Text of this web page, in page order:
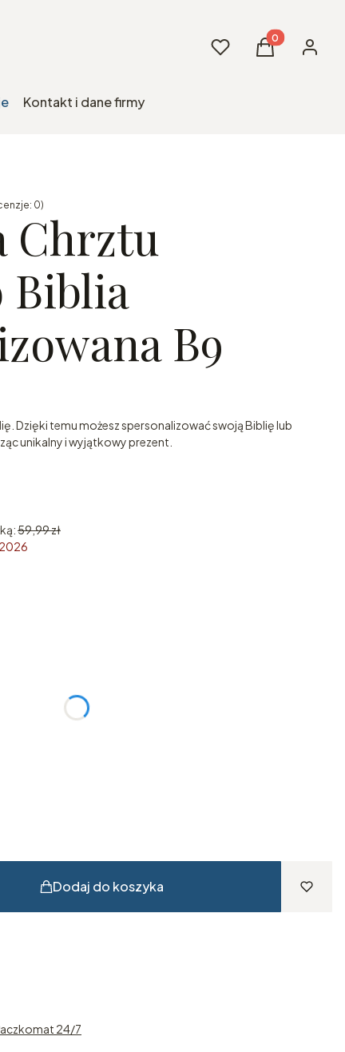
UlubioneProdukty w
Koszyk
Kontakt i dane firmy
0)
Chrztu
Biblia
B9
Dzięki temu możesz spersonalizować swoją Biblię lub
unikalny i wyjątkowy prezent.
59,99 zł
Opcjonalne
Dodaj do koszyka
24/7